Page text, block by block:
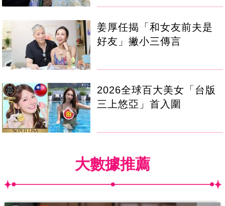
姜厚任揭「和女友前夫是
好友」撇小三傳言
2026全球百大美女「台版
三上悠亞」首入圍
大數據推薦